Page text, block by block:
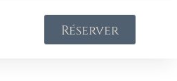
Réserver